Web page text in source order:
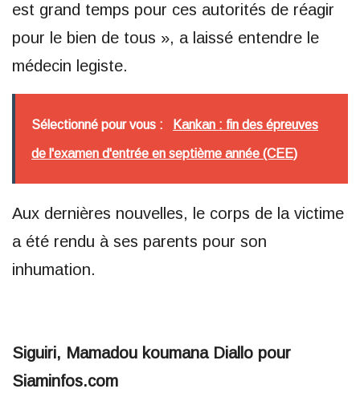
est grand temps pour ces autorités de réagir
pour le bien de tous », a laissé entendre le
médecin legiste.
Sélectionné pour vous : Kankan : fin des épreuves
de l'examen d'entrée en septième année (CEE)
Aux dernières nouvelles, le corps de la victime
a été rendu à ses parents pour son
inhumation.
Siguiri, Mamadou koumana Diallo pour
Siaminfos.com